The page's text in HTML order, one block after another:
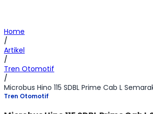
Home
/
Artikel
/
Tren Otomotif
/
Tren Otomotif